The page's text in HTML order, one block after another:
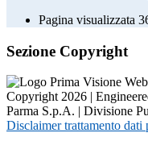
Pagina visualizzata
Sezione Copyright
Copyright 2026 |
Parma S.p.A. | Divisione
Disclaimer trattamento dati